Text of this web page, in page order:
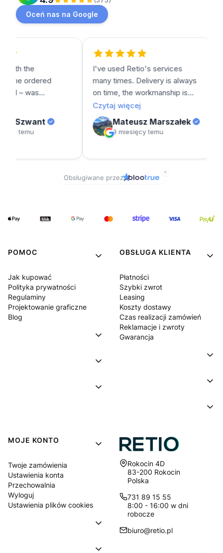
POMOC
Jak kupować
Polityka prywatności
Regulaminy
Projektowanie graficzne
Blog
OBSŁUGA KLIENTA
Płatności
Szybki zwrot
Leasing
Koszty dostawy
Czas realizacji zamówień
Reklamacje i zwroty
Gwarancja
MOJE KONTO
Twoje zamówienia
Ustawienia konta
Przechowalnia
Wyloguj
Ustawienia plików cookies
Adres:
Rokocin 4D
83-200 Rokocin
Polska
731 89 15 55
8:00 - 16:00 w dni
robocze
biuro@retio.pl